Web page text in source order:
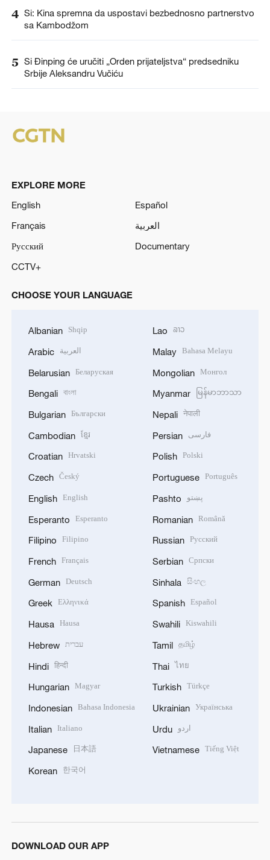
4 Si: Kina spremna da uspostavi bezbednosno partnerstvo
sa Kambodžom
5 Si Đinping će uručiti „Orden prijateljstva“ predsedniku
Srbije Aleksandru Vučiću
EXPLORE MORE
English
Español
Français
العربية
Русский
Documentary
CCTV+
CHOOSE YOUR LANGUAGE
Albanian Shqip
Arabic العربية
Belarusian Беларуская
Bengali বাংলা
Bulgarian Български
Cambodian ខ្មែរ
Croatian Hrvatski
Czech Český
English English
Esperanto Esperanto
Filipino Filipino
French Français
German Deutsch
Greek Ελληνικά
Hausa Hausa
Hebrew עברית
Hindi हिन्दी
Hungarian Magyar
Indonesian Bahasa Indonesia
Italian Italiano
Japanese 日本語
Korean 한국어
Lao ລາວ
Malay Bahasa Melayu
Mongolian Монгол
Myanmar မြန်မာဘာသာ
Nepali नेपाली
Persian فارسی
Polish Polski
Portuguese Português
Pashto پښتو
Romanian Română
Russian Русский
Serbian Српски
Sinhala සිංහල
Spanish Español
Swahili Kiswahili
Tamil தமிழ்
Thai ไทย
Turkish Türkçe
Ukrainian Українська
Urdu اردو
Vietnamese Tiếng Việt
DOWNLOAD OUR APP